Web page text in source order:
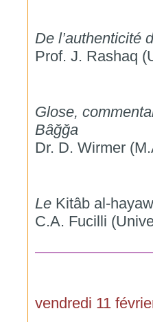
De l’authenticité
Prof. J. Rashaq
Glose,
Bâğğa
Dr. D. Wirmer
Le Kitâb al-
C.A. Fucilli
vendredi 11